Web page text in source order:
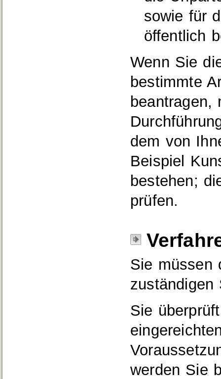
sowie für
öffentlich
Wenn Sie
bestimmte
beantragen,
dem von
Beispiel
bestehen;
prüfen.
Sie müssen
zuständigen
Sie
werden Sie